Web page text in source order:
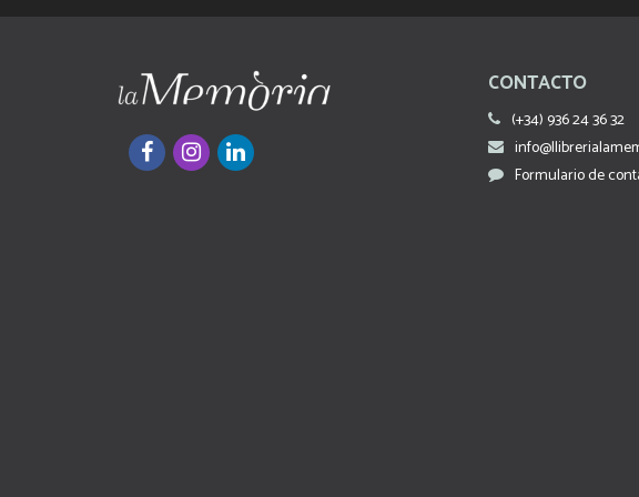
CONTACTO
(+34) 936 24 36 32
Formulario de